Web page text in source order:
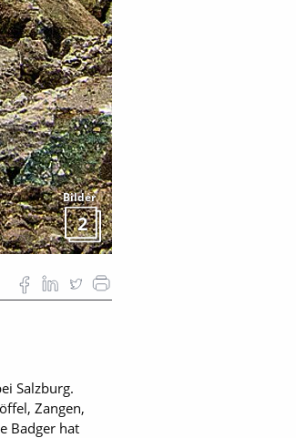
Bilder
2
Salzburg.
Zangen,
Badger hat